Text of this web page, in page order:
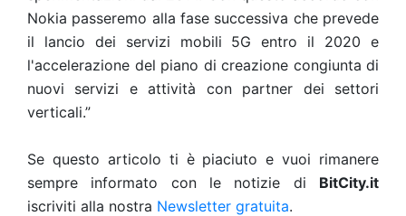
Nokia passeremo alla fase successiva che prevede
il lancio dei servizi mobili 5G entro il 2020 e
l'accelerazione del piano di creazione congiunta di
nuovi servizi e attività con partner dei settori
verticali.”
Se questo articolo ti è piaciuto e vuoi rimanere
sempre informato con le notizie di BitCity.it
iscriviti alla nostra Newsletter gratuita.